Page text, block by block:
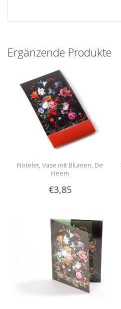
Ergänzende Produkte
Notelet, Vase mit Blumen, De
Heem
€3,85